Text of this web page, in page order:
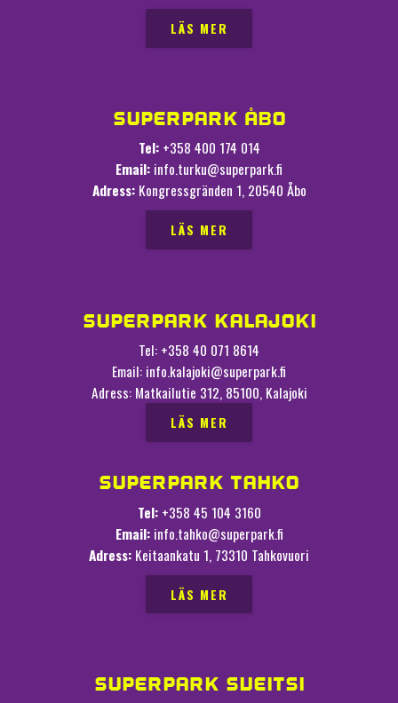
LÄS MER
SUPERPARK ÅBO
Tel: +358 400 174 014
Email: info.turku@superpark.fi
Adress: Kongressgränden 1, 20540 Åbo
LÄS MER
SUPERPARK KALAJOKI
Tel: +358 40 071 8614
Email: info.kalajoki@superpark.fi
Adress: Matkailutie 312, 85100, Kalajoki
LÄS MER
SUPERPARK TAHKO
Tel: +358 45 104 3160
Email: info.tahko@superpark.fi
Adress: Keitaankatu 1, 73310 Tahkovuori
LÄS MER
SUPERPARK SVEITSI